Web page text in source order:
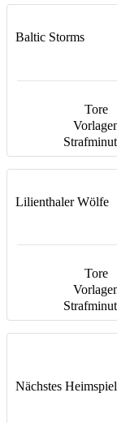
Baltic Storms
Lilienthaler Wölfe
Nächstes Heimspiel